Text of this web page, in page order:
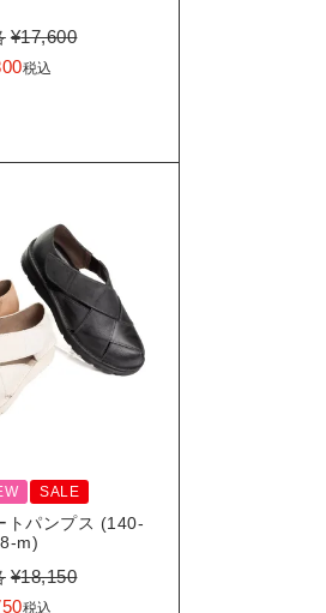
¥17,600
税込
SALE
トパンプス (140-
m)
¥18,150
税込